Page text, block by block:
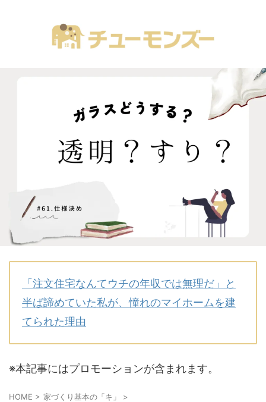
「注文住宅なんてウチの年収では無理だ」と
半ば諦めていた私が、憧れのマイホームを建
てられた理由
※本記事にはプロモーションが含まれます。
HOME > 家づくり基本の「キ」 >